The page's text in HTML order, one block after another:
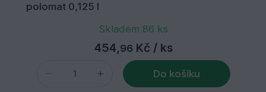
polomat 0,125 l
Skladem 86 ks
454,96 Kč / ks
Do košíku